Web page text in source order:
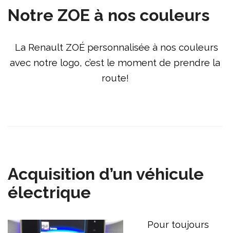
Notre ZOE à nos couleurs
La Renault ZOÉ personnalisée à nos couleurs
avec notre logo, c’est le moment de prendre la
route!
Acquisition d’un véhicule
électrique
Pour toujours